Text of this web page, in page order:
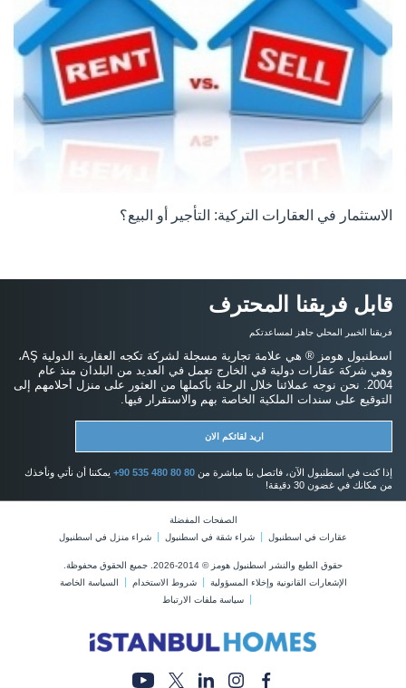
الاستثمار في العقارات التركية: التأجير أو البيع؟
قابل فريقنا المحترف
فريقنا الخبير المحلي جاهز لمساعدتكم
اسطنبول هومز ® هي علامة تجارية مسجلة لشركة تكجه العقارية الدولية AŞ،
وهي شركة عقارات دولية في الخارج تعمل في العديد من البلدان منذ عام
2004. نحن نوجه عملائنا خلال الرحلة بأكملها من العثور على منزل أحلامهم إلى
التوقيع على سندات الملكية الخاصة بهم والاستقرار فيها.
اريد لقائكم الان
إذا كنت في اسطنبول الآن، فاتصل بنا مباشرة من +90 535 480 80 80 يمكننا أن نأتي ونأخذك
من مكانك في غضون 30 دقيقة!
الصفحات المفضلة
عقارات في اسطنبول
شراء شقة في اسطنبول شراء منزل في اسطنبول
حقوق الطبع والنشر اسطنبول هومز © 2014-2026. جميع الحقوق محفوظة.
الإشعارات القانونية وإخلاء المسؤولية
شروط الاستخدام
السياسة الخاصة
سياسة ملفات الارتباط